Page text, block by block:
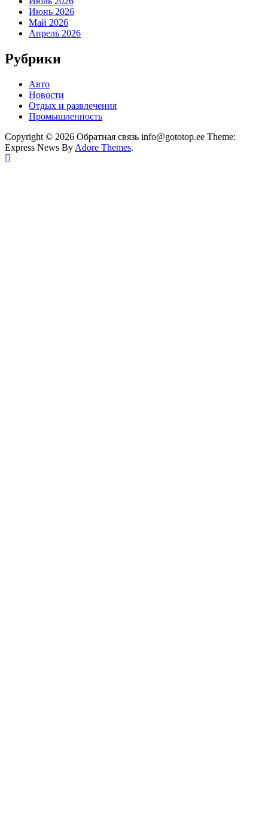
Июнь 2026
Май 2026
Апрель 2026
Рубрики
Авто
Новости
Отдых и развлечения
Промышленность
Copyright © 2026 Обратная связь info@gototop.ee Theme:
Express News By Adore Themes.